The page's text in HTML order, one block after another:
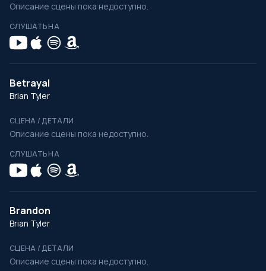
Описание сцены пока недоступно.
СЛУШАТЬ НА
Betrayal
Brian Tyler
СЦЕНА / ДЕТАЛИ
Описание сцены пока недоступно.
СЛУШАТЬ НА
Brandon
Brian Tyler
СЦЕНА / ДЕТАЛИ
Описание сцены пока недоступно.